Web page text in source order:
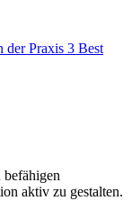
der Praxis 3 Best
aktiv zu gestalten.